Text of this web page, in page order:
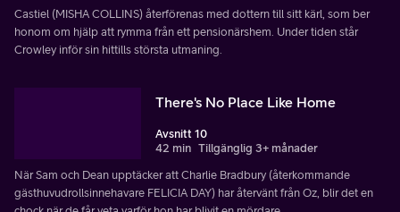
Castiel (MISHA COLLINS) återförenas med dottern till sitt kärl, som ber
honom om hjälp att rymma från ett pensionärshem. Under tiden står
Crowley inför sin hittills största utmaning.
There's No Place Like Home
Avsnitt 10
42 min Tillgänglig 3+ månader
När Sam och Dean upptäcker att Charlie Bradbury (återkommande
gästhuvudrollsinnehavare FELICIA DAY) har återvänt från Oz, blir det en